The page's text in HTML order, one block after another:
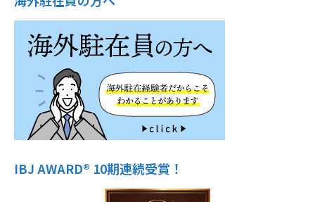
IBJ AWARD® 10期連続受賞！